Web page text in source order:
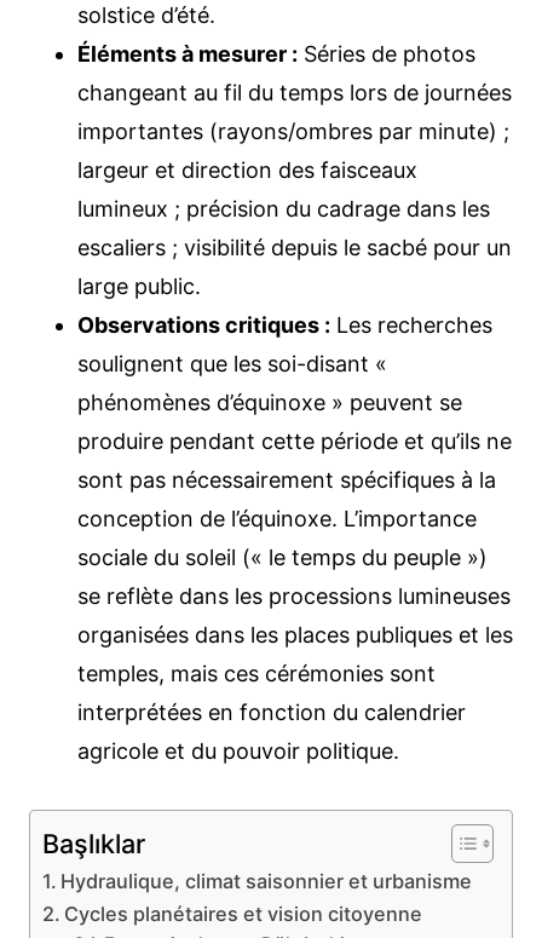
solstice d’été.
Éléments à mesurer : Séries de photos
changeant au fil du temps lors de journées
importantes (rayons/ombres par minute) ;
largeur et direction des faisceaux
lumineux ; précision du cadrage dans les
escaliers ; visibilité depuis le sacbé pour un
large public.
Observations critiques : Les recherches
soulignent que les soi-disant «
phénomènes d’équinoxe » peuvent se
produire pendant cette période et qu’ils ne
sont pas nécessairement spécifiques à la
conception de l’équinoxe. L’importance
sociale du soleil (« le temps du peuple »)
se reflète dans les processions lumineuses
organisées dans les places publiques et les
temples, mais ces cérémonies sont
interprétées en fonction du calendrier
agricole et du pouvoir politique.
Başlıklar
Hydraulique, climat saisonnier et urbanisme
Cycles planétaires et vision citoyenne